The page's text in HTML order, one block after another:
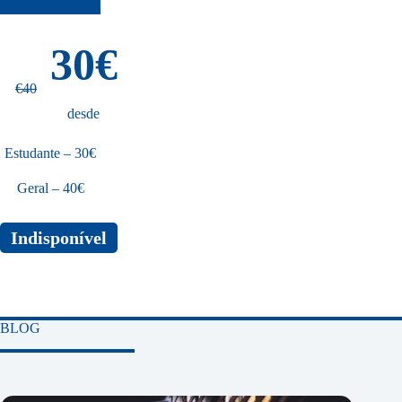
and of the EMDR Association UK and Ireland.
€40 30€
desde
Estudante – 30€
Geral – 40€
Indisponível
BLOG